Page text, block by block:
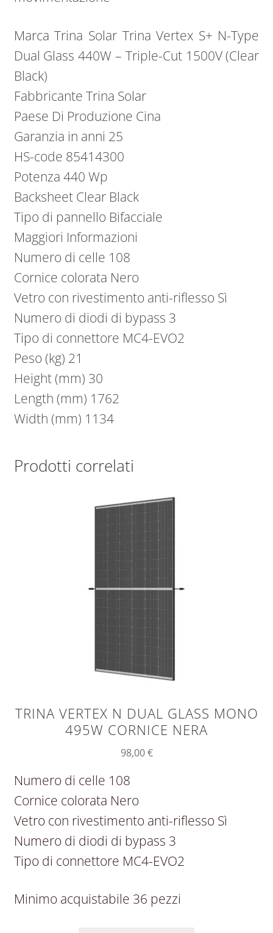
Marca Trina Solar Trina Vertex S+ N-Type
Dual Glass 440W – Triple-Cut 1500V (Clear
Black)
Fabbricante Trina Solar
Paese Di Produzione Cina
Garanzia in anni 25
HS-code 85414300
Potenza 440 Wp
Backsheet Clear Black
Tipo di pannello Bifacciale
Maggiori Informazioni
Numero di celle 108
Cornice colorata Nero
Vetro con rivestimento anti-riflesso Sì
Numero di diodi di bypass 3
Tipo di connettore MC4-EVO2
Peso (kg) 21
Height (mm) 30
Length (mm) 1762
Width (mm) 1134
Prodotti correlati
TRINA VERTEX N DUAL GLASS MONO
495W CORNICE NERA
98,00€
Numero di celle 108
Cornice colorata Nero
Vetro con rivestimento anti-riflesso Sì
Numero di diodi di bypass 3
Tipo di connettore MC4-EVO2
Minimo acquistabile 36 pezzi